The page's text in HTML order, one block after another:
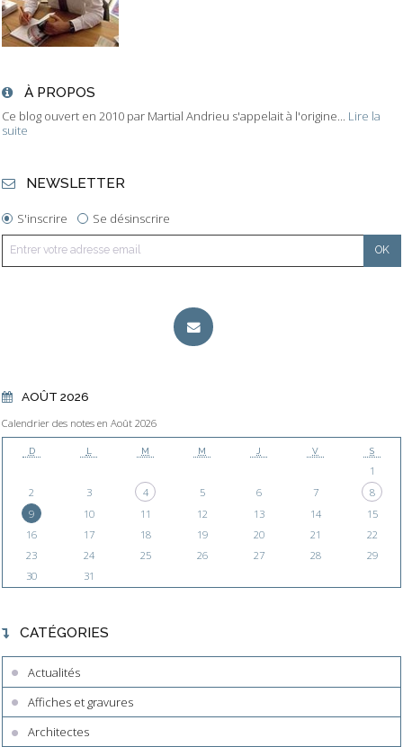
À PROPOS
Ce blog ouvert en 2010 par Martial Andrieu s'appelait à l'origine... Lire la
suite
NEWSLETTER
S'inscrire Se désinscrire
AOÛT 2026
Calendrier des notes en Août 2026
D L M M J V S
1
2
3 4 5 6 7
8
9
10 11 12 13 14
15
16
17 18 19 20 21
22
23
24 25 26 27 28
29
30
31
CATÉGORIES
Actualités
Affiches et gravures
Architectes